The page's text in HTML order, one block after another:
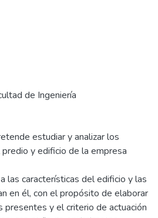
de Ingeniería
estudiar y analizar los
y edificio de la empresa
las características del edificio y las
en él, con el propósito de elaborar
presentes y el criterio de actuación